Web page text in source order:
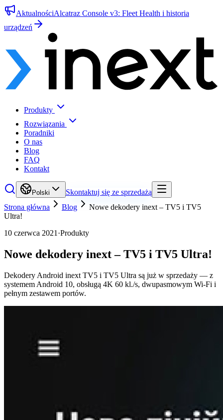
AktualnościAlcatraz Console v3: Fleet Health i historia
urządzeń
Produkty
Rozwiązania
Poradniki
O nas
Blog
FAQ
Kontakt
Polski
Skontaktuj się ze sprzedażą
Strona główna
Blog
Nowe dekodery inext – TV5 i TV5
Ultra!
10 czerwca 2021 ·Produkty
Nowe dekodery inext – TV5 i TV5 Ultra!
Dekodery Android inext TV5 i TV5 Ultra są już w sprzedaży — z
systemem Android 10, obsługą 4K 60 kl./s, dwupasmowym Wi-Fi i
pełnym zestawem portów.